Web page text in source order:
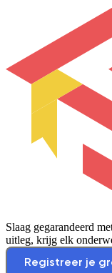
Slaag gegarandeerd
uitleg, krijg elk
Registreer je